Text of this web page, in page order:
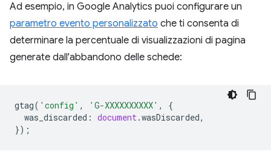
Ad esempio, in Google Analytics puoi configurare un
parametro evento personalizzato che ti consenta di
determinare la percentuale di visualizzazioni di pagina
generate dall'abbandono delle schede:
gtag( 'config' , 'G-XXXXXXXXXX' ,
{
was_discarded : document.wasDiscarded,
});